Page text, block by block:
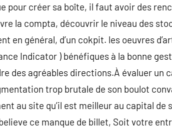
pour créer sa boîte, il faut avoir des
la compta, découvrir le niveau des
en général, d’un cokpit. les oeuvres
Indicator ) bénéfiques à la bonne
des agréables directions.À évaluer un
trop brutale de son boulot
au site qu’il est meilleur au capital
ce manque de billet, Soit votre